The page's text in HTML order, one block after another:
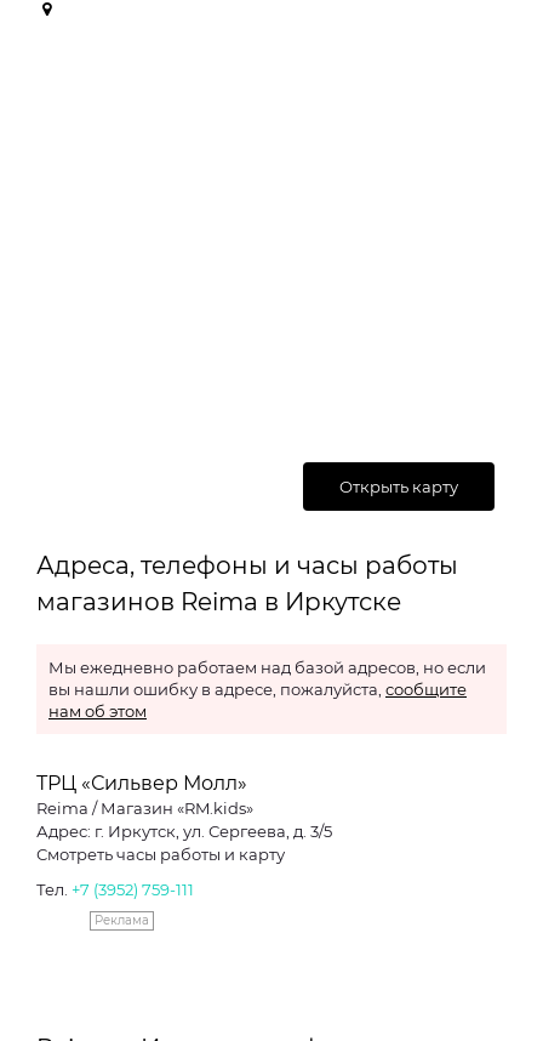
Открыть карту
Адреса, телефоны и часы работы
магазинов Reima в Иркутске
Мы ежедневно работаем над базой адресов, но если
вы нашли ошибку в адресе, пожалуйста, сообщите
нам об этом
ТРЦ «Сильвер Молл»
Reima / Магазин «RM.kids»
Адрес: г. Иркутск, ул. Сергеева, д. 3/5
Смотреть часы работы и карту
Тел. +7 (3952) 759-111
Реклама